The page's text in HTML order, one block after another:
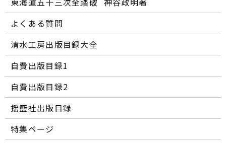
よくある質問
清水工房出版目録大全
自費出版目録1
自費出版目録2
揺籃社出版目録
特集ページ